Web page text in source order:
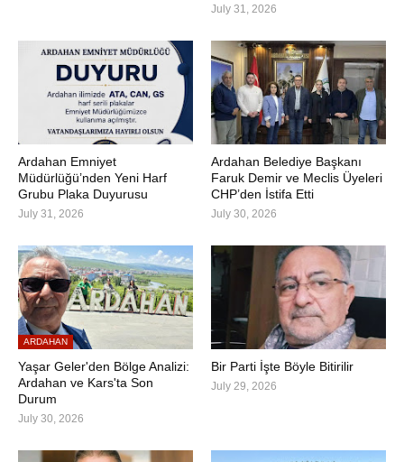
July 31, 2026
Ardahan Emniyet
Müdürlüğü’nden Yeni Harf
Grubu Plaka Duyurusu
July 31, 2026
Ardahan Belediye Başkanı
Faruk Demir ve Meclis Üyeleri
CHP’den İstifa Etti
July 30, 2026
ARDAHAN
Yaşar Geler'den Bölge Analizi:
Ardahan ve Kars'ta Son
Durum
July 30, 2026
Bir Parti İşte Böyle Bitirilir
July 29, 2026